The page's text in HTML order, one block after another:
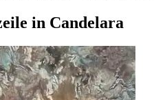
in Candelara